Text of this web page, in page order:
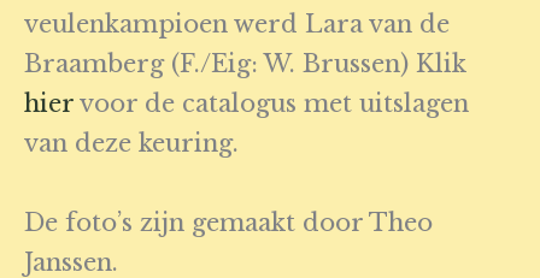
veulenkampioen werd Lara van de
Braamberg (F./Eig: W. Brussen) Klik
hier voor de catalogus met uitslagen
van deze keuring.
De foto’s zijn gemaakt door Theo
Janssen.